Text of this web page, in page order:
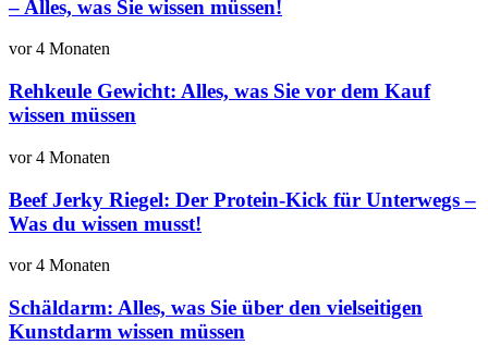
– Alles, was Sie wissen müssen!
vor 4 Monaten
Rehkeule Gewicht: Alles, was Sie vor dem Kauf
wissen müssen
vor 4 Monaten
Beef Jerky Riegel: Der Protein-Kick für Unterwegs –
Was du wissen musst!
vor 4 Monaten
Schäldarm: Alles, was Sie über den vielseitigen
Kunstdarm wissen müssen